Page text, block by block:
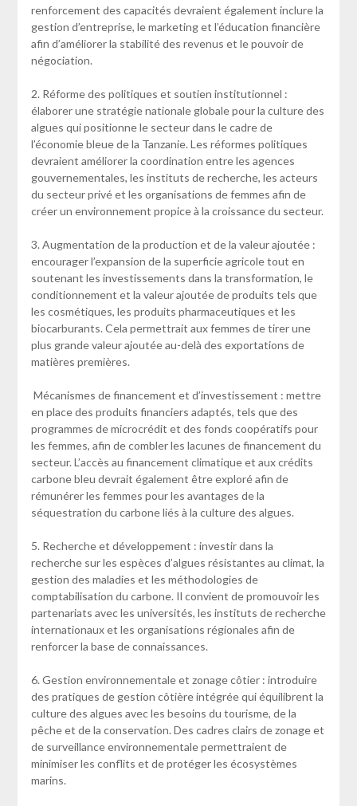
renforcement des capacités devraient également inclure la
gestion d’entreprise, le marketing et l’éducation financière
afin d’améliorer la stabilité des revenus et le pouvoir de
négociation.
2. Réforme des politiques et soutien institutionnel :
élaborer une stratégie nationale globale pour la culture des
algues qui positionne le secteur dans le cadre de
l’économie bleue de la Tanzanie. Les réformes politiques
devraient améliorer la coordination entre les agences
gouvernementales, les instituts de recherche, les acteurs
du secteur privé et les organisations de femmes afin de
créer un environnement propice à la croissance du secteur.
3. Augmentation de la production et de la valeur ajoutée :
encourager l’expansion de la superficie agricole tout en
soutenant les investissements dans la transformation, le
conditionnement et la valeur ajoutée de produits tels que
les cosmétiques, les produits pharmaceutiques et les
biocarburants. Cela permettrait aux femmes de tirer une
plus grande valeur ajoutée au-delà des exportations de
matières premières.
Mécanismes de financement et d’investissement : mettre
en place des produits financiers adaptés, tels que des
programmes de microcrédit et des fonds coopératifs pour
les femmes, afin de combler les lacunes de financement du
secteur. L’accès au financement climatique et aux crédits
carbone bleu devrait également être exploré afin de
rémunérer les femmes pour les avantages de la
séquestration du carbone liés à la culture des algues.
5. Recherche et développement : investir dans la
recherche sur les espèces d’algues résistantes au climat, la
gestion des maladies et les méthodologies de
comptabilisation du carbone. Il convient de promouvoir les
partenariats avec les universités, les instituts de recherche
internationaux et les organisations régionales afin de
renforcer la base de connaissances.
6. Gestion environnementale et zonage côtier : introduire
des pratiques de gestion côtière intégrée qui équilibrent la
culture des algues avec les besoins du tourisme, de la
pêche et de la conservation. Des cadres clairs de zonage et
de surveillance environnementale permettraient de
minimiser les conflits et de protéger les écosystèmes
marins.